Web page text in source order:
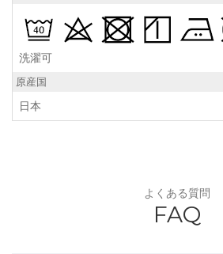
洗濯可
原産国
日本
よくある質問
FAQ